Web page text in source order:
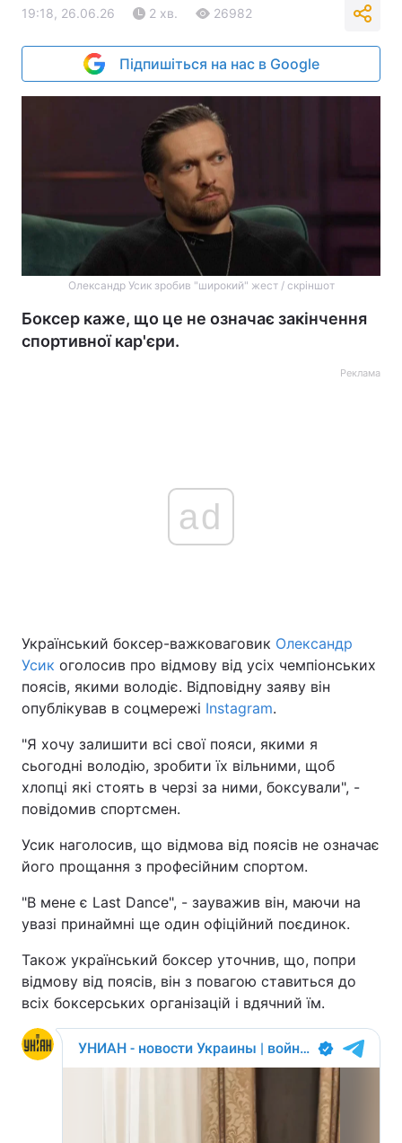
19:18, 26.06.26 2 хв. 26982
Підпишіться на нас в Google
Олександр Усик зробив "широкий" жест / скріншот
Боксер каже, що це не означає закінчення
спортивної кар'єри.
Реклама
ad
Український боксер-важковаговик Олександр
Усик оголосив про відмову від усіх чемпіонських
поясів, якими володіє. Відповідну заяву він
опублікував в соцмережі Instagram.
"Я хочу залишити всі свої пояси, якими я
сьогодні володію, зробити їх вільними, щоб
хлопці які стоять в черзі за ними, боксували", -
повідомив спортсмен.
Усик наголосив, що відмова від поясів не означає
його прощання з професійним спортом.
"В мене є Last Dance", - зауважив він, маючи на
увазі принаймні ще один офіційний поєдинок.
Також український боксер уточнив, що, попри
відмову від поясів, він з повагою ставиться до
всіх боксерських організацій і вдячний їм.